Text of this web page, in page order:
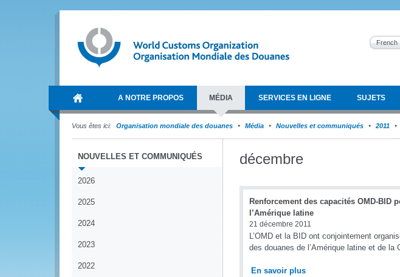
French
A NOTRE PROPOS MÉDIA SERVICES EN LIGNE SUJETS
Vous êtes ici: Organisation mondiale des douanes Média Nouvelles et communiqués 2011
NOUVELLES ET COMMUNIQUÉS
2026
2025
2024
2023
2022
décembre
Renforcement des capacités OMD-BID
l’Amérique latine
21 décembre 2011
L’OMD et la BID ont conjointement
des douanes de l’Amérique latine et de la
En savoir plus